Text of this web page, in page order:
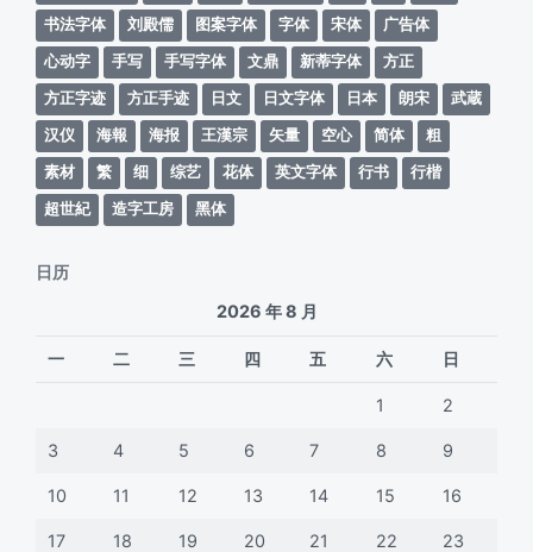
书法字体
刘殿儒 图案字体 字体 宋体
广告体
心动字
手写 手写字体 文鼎 新蒂字体
方正
方正字迹
方正手迹 日文 日文字体 日本 朗宋
武蔵
汉仪
海報 海报 王漢宗 矢量 空心 简体
粗
素材
繁 细 综艺 花体 英文字体 行书
行楷
超世紀
造字工房 黑体
日历
2026 年 8 月
一 二 三 四 五 六 日
1 2
3 4 5 6 7 8 9
10 11 12 13 14 15 16
17 18 19 20 21 22 23